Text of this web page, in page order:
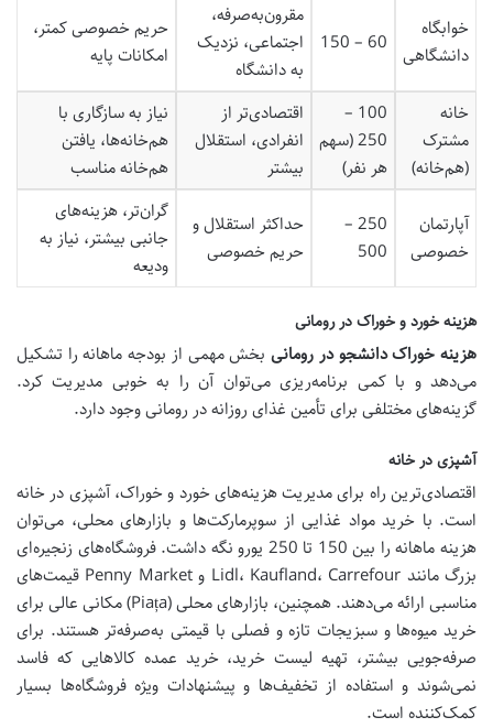
خوابگاه
دانشگاهی
60 – 150
مقرون‌به‌صرفه،
اجتماعی، نزدیک
به دانشگاه
حریم خصوصی کمتر،
امکانات پایه
خانه
مشترک
(هم‌خانه)
100 –
250 (سهم
هر نفر)
اقتصادی‌تر از
انفرادی، استقلال
بیشتر
نیاز به سازگاری با
هم‌خانه‌ها، یافتن
هم‌خانه مناسب
آپارتمان
خصوصی
250 –
500
حداکثر استقلال و
حریم خصوصی
گران‌تر، هزینه‌های
جانبی بیشتر، نیاز به
ودیعه
هزینه خورد و خوراک در رومانی
هزینه خوراک دانشجو در رومانی بخش مهمی از بودجه ماهانه را تشکیل
می‌دهد و با کمی برنامه‌ریزی می‌توان آن را به خوبی مدیریت کرد.
گزینه‌های مختلفی برای تأمین غذای روزانه در رومانی وجود دارد.
آشپزی در خانه
اقتصادی‌ترین راه برای مدیریت هزینه‌های خورد و خوراک، آشپزی در خانه
است. با خرید مواد غذایی از سوپرمارکت‌ها و بازارهای محلی، می‌توان
هزینه ماهانه را بین 150 تا 250 یورو نگه داشت. فروشگاه‌های زنجیره‌ای
بزرگ مانند Lidl، Kaufland، Carrefour و Penny Market قیمت‌های
مناسبی ارائه می‌دهند. همچنین، بازارهای محلی (Piața) مکانی عالی برای
خرید میوه‌ها و سبزیجات تازه و فصلی با قیمتی به‌صرفه‌تر هستند. برای
صرفه‌جویی بیشتر، تهیه لیست خرید، خرید عمده کالاهایی که فاسد
نمی‌شوند و استفاده از تخفیف‌ها و پیشنهادات ویژه فروشگاه‌ها بسیار
کمک‌کننده است.